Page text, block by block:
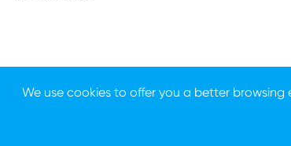
We use cookies to offer you a better